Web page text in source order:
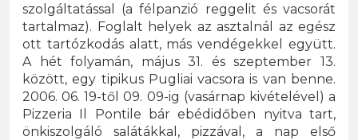
szolgáltatással (a félpanzió reggelit és vacsorát
tartalmaz). Foglalt helyek az asztalnál az egész
ott tartózkodás alatt, más vendégekkel együtt.
A hét folyamán, május 31. és szeptember 13.
között, egy tipikus Pugliai vacsora is van benne.
2006. 06. 19-től 09. 09-ig (vasárnap kivételével) a
Pizzeria Il Pontile bár ebédidőben nyitva tart,
önkiszolgáló salátákkal, pizzával, a nap első